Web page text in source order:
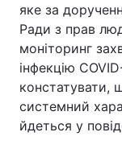
яке за
Ради з прав
моніторинг
інфекцію
констатувати,
системний
йдеться у